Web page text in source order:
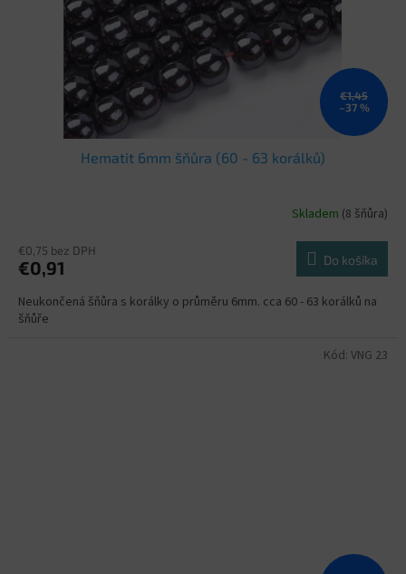
€1,45
–37 %
Hematit 6mm šňůra (60 - 63 korálků)
Skladem (8 šňůra)
€0,75 bez DPH
€0,91 Do košíka
Neukončená šňůra s korálky o průměru 6mm. cca 60 - 63 korálků na
šňůře
Kód: VNG 23